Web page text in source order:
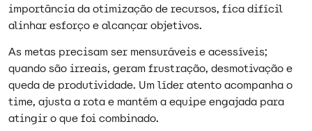
importância da otimização de recursos, fica difícil
alinhar esforço e alcançar objetivos.​
As metas precisam ser mensuráveis e acessíveis;
quando são irreais, geram frustração, desmotivação e
queda de produtividade. Um líder atento acompanha o
time, ajusta a rota e mantém a equipe engajada para
atingir o que foi combinado.​